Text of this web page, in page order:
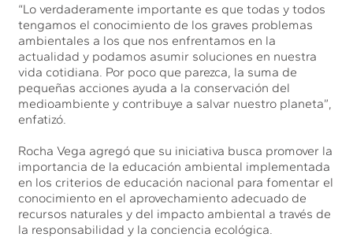
“Lo verdaderamente importante es que todas y todos
tengamos el conocimiento de los graves problemas
ambientales a los que nos enfrentamos en la
actualidad y podamos asumir soluciones en nuestra
vida cotidiana. Por poco que parezca, la suma de
pequeñas acciones ayuda a la conservación del
medioambiente y contribuye a salvar nuestro planeta”,
enfatizó.
Rocha Vega agregó que su iniciativa busca promover la
importancia de la educación ambiental implementada
en los criterios de educación nacional para fomentar el
conocimiento en el aprovechamiento adecuado de
recursos naturales y del impacto ambiental a través de
la responsabilidad y la conciencia ecológica.